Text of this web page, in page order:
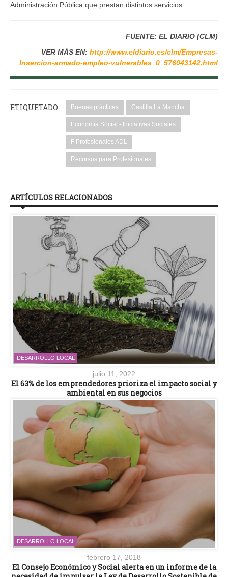
Administración Pública que prestan distintos servicios.
FUENTE: EL DIARIO (CLM)
VER MÁS EN: http://www.eldiario.es/clm/Empresas-
Insercion-armado-empleo-vulnerables_0_576043142.html
ETIQUETADO Buenas prácticas Castilla La Mancha
Economía Social - Iniciativas Sociales
F Profesionales ADL
Recursos para Profesionales
ARTÍCULOS RELACIONADOS
DESARROLLO LOCAL
julio 11, 2022
El 63% de los emprendedores prioriza el impacto social y
ambiental en sus negocios
DESARROLLO LOCAL
febrero 17, 2018
El Consejo Económico y Social alerta en un informe de la